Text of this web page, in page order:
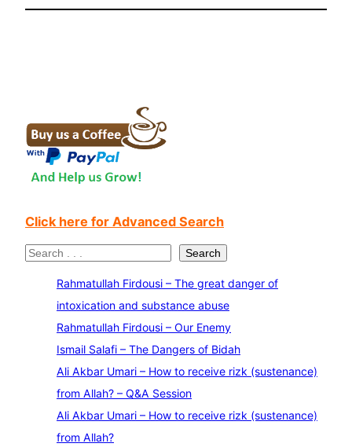
Click here for Advanced Search
S
Search
Rahmatullah Firdousi – The great danger of
intoxication and substance abuse
Rahmatullah Firdousi – Our Enemy
Ismail Salafi – The Dangers of Bidah
Ali Akbar Umari – How to receive rizk (sustenance)
from Allah? – Q&A Session
Ali Akbar Umari – How to receive rizk (sustenance)
from Allah?